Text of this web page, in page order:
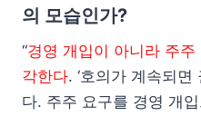
의 모습인가?
“경영 개입이 아니라 주
각한다. ‘호의가 계속되면
다. 주주 요구를 경영 개